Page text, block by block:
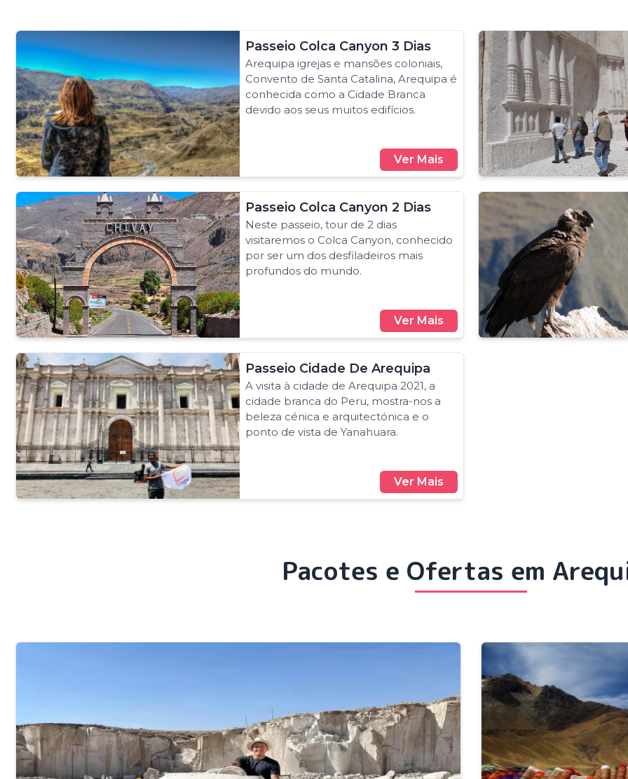
Passeio Colca Canyon 3 Dias
Arequipa igrejas e mansões coloniais,
Convento de Santa Catalina, Arequipa é
conhecida como a Cidade Branca
devido aos seus muitos edifícios.
Ver Mais
Passeio Colca Canyon 2 Dias
Neste passeio, tour de 2 dias
visitaremos o Colca Canyon, conhecido
por ser um dos desfiladeiros mais
profundos do mundo.
Ver Mais
Passeio Cidade De Arequipa
A visita à cidade de Arequipa 2021, a
cidade branca do Peru, mostra-nos a
beleza cénica e arquitectónica e o
ponto de vista de Yanahuara.
Ver Mais
Pacotes e Ofertas em